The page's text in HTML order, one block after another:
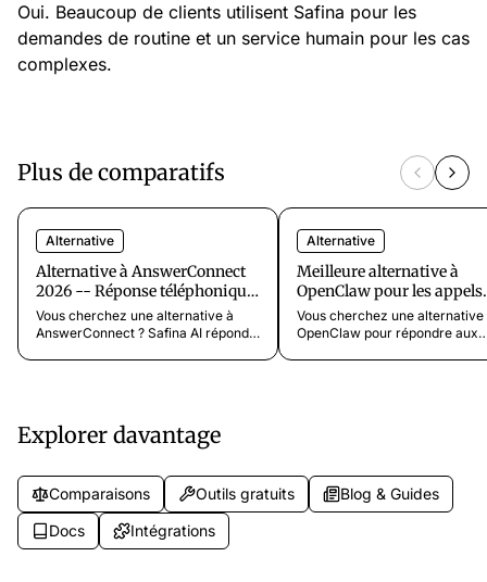
Oui. Beaucoup de clients utilisent Safina pour les
demandes de routine et un service humain pour les cas
complexes.
Plus de comparatifs
Alternative
Alternative à AnswerConnect
2026 -- Réponse téléphonique
IA pour 97 % de moins
Vous cherchez une alternative à
AnswerConnect ? Safina AI répond à
Alternative
Meilleure alternative à
OpenClaw pour les appels
professionnels [2026]
Vous cherchez une alternative
OpenClaw pour répondre aux
Explorer davantage
Comparaisons Outils gratuits
Blog & Guides
Docs
Intégrations